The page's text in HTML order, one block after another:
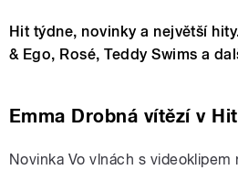
Hit týdne, novinky a největší
& Ego, Rosé, Teddy Swims a
Emma Drobná vítězí v
Novinka Vo vlnách s videoklipem